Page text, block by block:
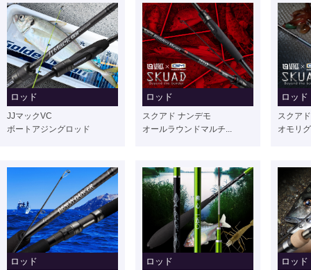
ロッド
JJマックVC
ボートアジングロッド
ロッド
スクアド ナンデモ
オールラウンドマルチ...
ロッド
スクア
オモリ
ロッド ロッド ロッド